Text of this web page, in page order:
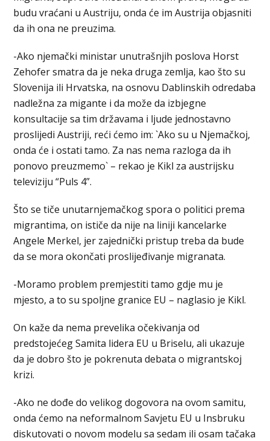
budu vraćani u Austriju, onda će im Austrija objasniti
da ih ona ne preuzima.
-Ako njemački ministar unutrašnjih poslova Horst
Zehofer smatra da je neka druga zemlja, kao što su
Slovenija ili Hrvatska, na osnovu Dablinskih odredaba
nadležna za migante i da može da izbjegne
konsultacije sa tim državama i ljude jednostavno
proslijedi Austriji, reći ćemo im: `Ako su u Njemačkoj,
onda će i ostati tamo. Za nas nema razloga da ih
ponovo preuzmemo` – rekao je Kikl za austrijsku
televiziju “Puls 4”.
Što se tiče unutarnjemačkog spora o politici prema
migrantima, on ističe da nije na liniji kancelarke
Angele Merkel, jer zajednički pristup treba da bude
da se mora okončati proslijeđivanje migranata.
-Moramo problem premjestiti tamo gdje mu je
mjesto, a to su spoljne granice EU – naglasio je Kikl.
On kaže da nema prevelika očekivanja od
predstojećeg Samita lidera EU u Briselu, ali ukazuje
da je dobro što je pokrenuta debata o migrantskoj
krizi.
-Ako ne dođe do velikog dogovora na ovom samitu,
onda ćemo na neformalnom Savjetu EU u Insbruku
diskutovati o novom modelu sa sedam ili osam tačaka